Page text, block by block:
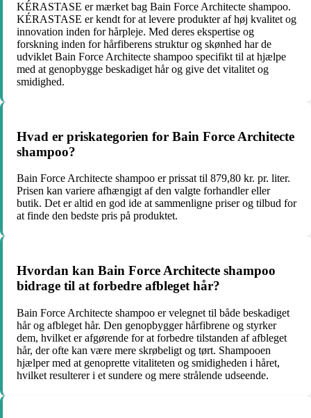
KÉRASTASE er mærket bag Bain Force Architecte shampoo.
KÉRASTASE er kendt for at levere produkter af høj kvalitet og
innovation inden for hårpleje. Med deres ekspertise og
forskning inden for hårfiberens struktur og skønhed har de
udviklet Bain Force Architecte shampoo specifikt til at hjælpe
med at genopbygge beskadiget hår og give det vitalitet og
smidighed.
Hvad er priskategorien for Bain Force Architecte
shampoo?
Bain Force Architecte shampoo er prissat til 879,80 kr. pr. liter.
Prisen kan variere afhængigt af den valgte forhandler eller
butik. Det er altid en god ide at sammenligne priser og tilbud for
at finde den bedste pris på produktet.
Hvordan kan Bain Force Architecte shampoo
bidrage til at forbedre afbleget hår?
Bain Force Architecte shampoo er velegnet til både beskadiget
hår og afbleget hår. Den genopbygger hårfibrene og styrker
dem, hvilket er afgørende for at forbedre tilstanden af afbleget
hår, der ofte kan være mere skrøbeligt og tørt. Shampooen
hjælper med at genoprette vitaliteten og smidigheden i håret,
hvilket resulterer i et sundere og mere strålende udseende.